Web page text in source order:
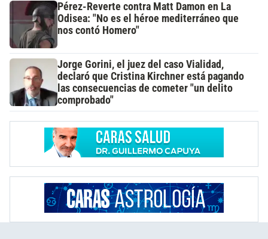
Pérez-Reverte contra Matt Damon en La
Odisea: "No es el héroe mediterráneo que
nos contó Homero"
Jorge Gorini, el juez del caso Vialidad,
declaró que Cristina Kirchner está pagando
las consecuencias de cometer "un delito
comprobado"